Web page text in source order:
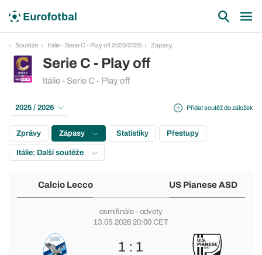
Soutěže Itálie - Serie C - Play off 2025/2026 Zápasy
Serie C - Play off
Itálie - Serie C - Play off
Přidat soutěž do záložek
2025 / 2026
Zprávy Zápasy Statistiky Přestupy
Itálie: Další soutěže
Calcio Lecco US Pianese ASD
osmifinále - odvety
13.05.2026 20:00 CET
1 : 1